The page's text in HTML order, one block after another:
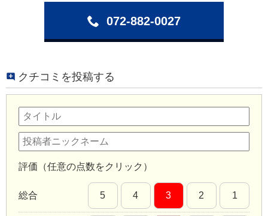
072-882-0027
クチコミを投稿する
評価（任意の点数をクリック）
総合 5 4 3 2 1